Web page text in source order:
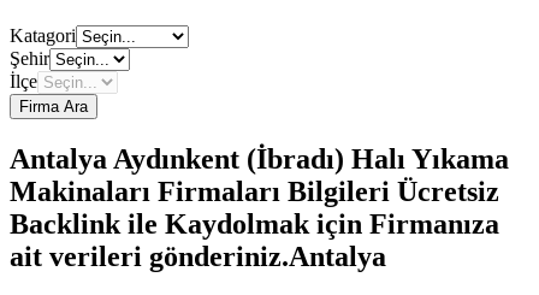
Katagori
Şehir
İlçe
Firma Ara
Antalya Aydınkent (İbradı) Halı Yıkama
Makinaları Firmaları Bilgileri Ücretsiz
Backlink ile Kaydolmak için Firmanıza
ait verileri gönderiniz.Antalya